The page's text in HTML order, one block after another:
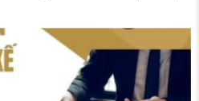
gây tranh cãi. Vậy theo quy định